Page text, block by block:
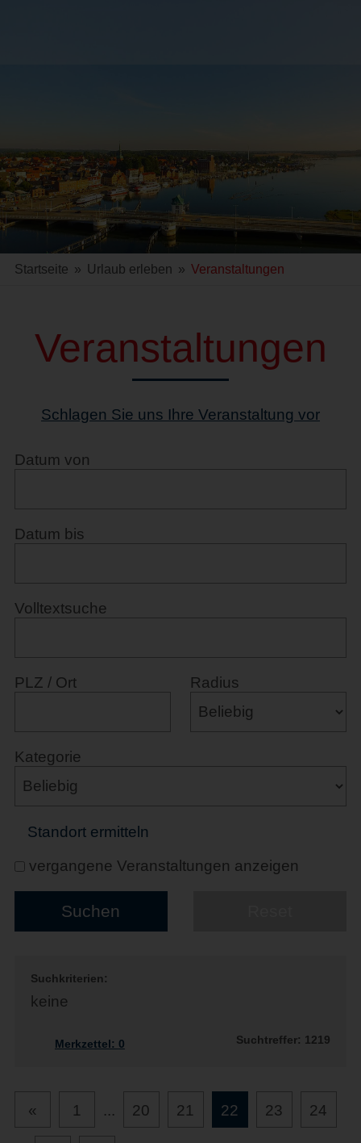
Startseite » Urlaub erleben » Veranstaltungen
Veranstaltungen
Schlagen Sie uns Ihre Veranstaltung vor
Datum von
Datum bis
Volltextsuche
PLZ / Ort Radius
Kategorie
Standort ermitteln
vergangene Veranstaltungen anzeigen
Suchkriterien:
keine
Merkzettel: 0 Suchtreffer: 1219
« 1 ... 20 21 22 23 24